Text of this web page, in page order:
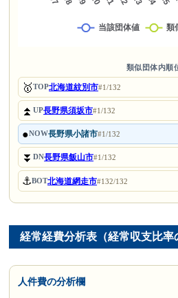
類似団体内順
🥇TOP北海道紋別市#1/132
⏫UP長野県須坂市#1/132
●NOW長野県小諸市#1/132
⏬DN長野県飯山市#1/132
⚓BOT北海道網走市#132/132
経常経費分析表（経常収支比率
人件費の分析欄